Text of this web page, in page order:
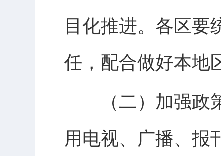
目化推进。各区要
任，配合做好本地
（二）加强政策
用电视、广播、报